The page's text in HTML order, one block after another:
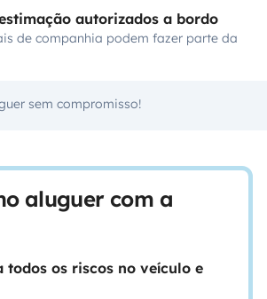
autorizados a bordo
de companhia podem fazer parte da
sem compromisso!
aluguer com a
todos os riscos no veículo e